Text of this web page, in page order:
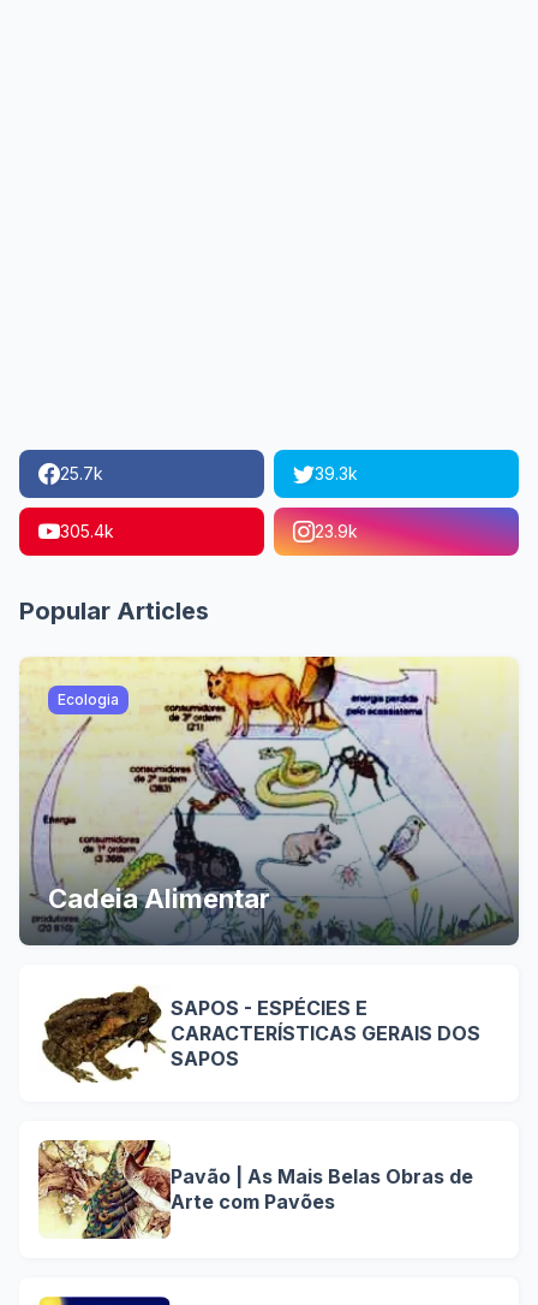
25.7k 39.3k
305.4k 23.9k
Popular Articles
Ecologia
Cadeia Alimentar
SAPOS - ESPÉCIES E
CARACTERÍSTICAS GERAIS DOS
SAPOS
Pavão | As Mais Belas Obras de
Arte com Pavões